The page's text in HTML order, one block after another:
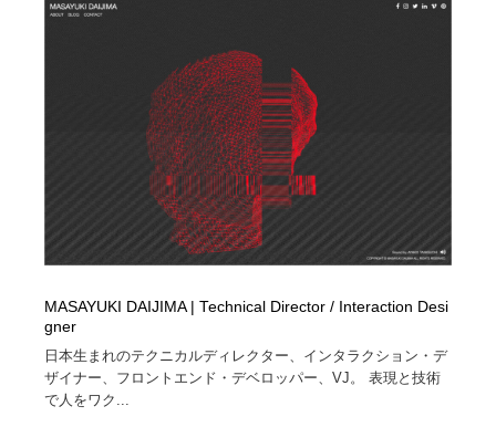
MASAYUKI DAIJIMA | Technical Director / Interaction Desi
gner
日本生まれのテクニカルディレクター、インタラクション・デ
ザイナー、フロントエンド・デベロッパー、VJ。 表現と技術
で人をワク...